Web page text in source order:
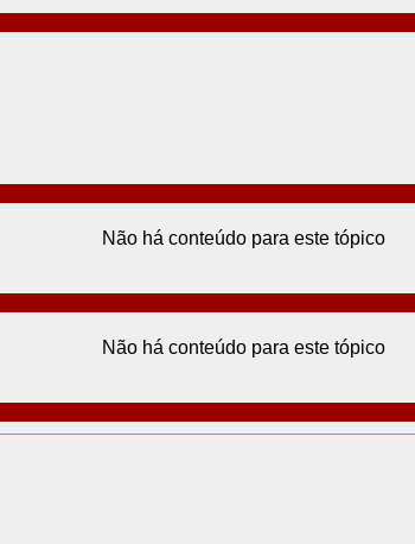
Não há conteúdo para este tópico
Não há conteúdo para este tópico